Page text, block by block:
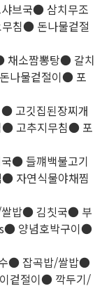
브국● 삼치무조
침● 돈나물겉절
채소짬뽕탕● 갈치
나물겉절이● 포
고깃집된장찌개
고추지무침● 포
● 들꺠백불고기
자연식물야채찜
밥● 김칫국● 부
s● 양념호박구이●
● 잡곡밥/쌀밥●
겉절이● 깍두기/